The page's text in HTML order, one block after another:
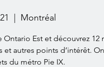
Montréal
Ontario Est et découvrez 12
autres points d’intérêt.
du métro Pie IX.